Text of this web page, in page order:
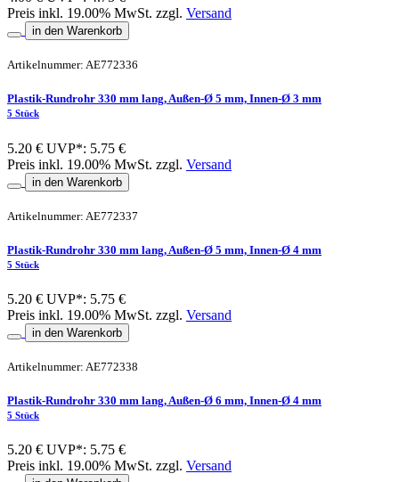
Preis inkl. 19.00% MwSt. zzgl. Versand
in den Warenkorb
Artikelnummer: AE772336
Plastik-Rundrohr 330 mm lang, Außen-Ø 5 mm, Innen-Ø 3 mm
5 Stück
5.20 € UVP*: 5.75 €
Preis inkl. 19.00% MwSt. zzgl. Versand
in den Warenkorb
Artikelnummer: AE772337
Plastik-Rundrohr 330 mm lang, Außen-Ø 5 mm, Innen-Ø 4 mm
5 Stück
5.20 € UVP*: 5.75 €
Preis inkl. 19.00% MwSt. zzgl. Versand
in den Warenkorb
Artikelnummer: AE772338
Plastik-Rundrohr 330 mm lang, Außen-Ø 6 mm, Innen-Ø 4 mm
5 Stück
5.20 € UVP*: 5.75 €
Preis inkl. 19.00% MwSt. zzgl. Versand